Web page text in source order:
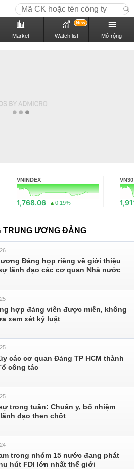
Market Watch list
New
Mở rộng
VNINDEX
1,768.06 0.19%
VN30
TRUNG ƯƠNG ĐẢNG
Đảng họp riêng về giới thiệu
lãnh đạo các cơ quan Nhà nước
hợp đảng viên được miễn, không
xem xét kỷ luật
các cơ quan Đảng TP HCM thành
công tác
trong tuần: Chuẩn y, bổ nhiệm
đạo then chốt
trong nhóm 15 nước đang phát
hút FDI lớn nhất thế giới